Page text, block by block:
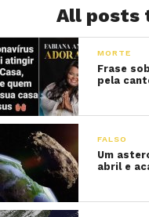
All posts
MORTE
Frase
pela
FALSO
Um
abril e